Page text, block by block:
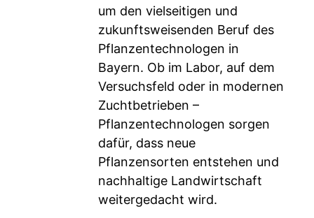
um den vielseitigen und
zukunftsweisenden Beruf des
Pflanzentechnologen in
Bayern. Ob im Labor, auf dem
Versuchsfeld oder in modernen
Zuchtbetrieben –
Pflanzentechnologen sorgen
dafür, dass neue
Pflanzensorten entstehen und
nachhaltige Landwirtschaft
weitergedacht wird.